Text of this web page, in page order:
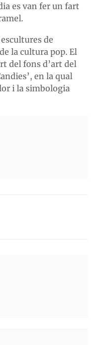
es van fer un fart
de
la cultura pop. El
del fons d’art del
en la qual
i la simbologia